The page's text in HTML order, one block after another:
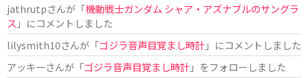
jathrutpさんが「機動戦士ガンダム シャア・アズナブルのサングラ
ス 」にコメントしました
lilysmith10さんが「ゴジラ音声目覚まし時計」にコメントしました
アッキーさんが「ゴジラ音声目覚まし時計」をフォローしました